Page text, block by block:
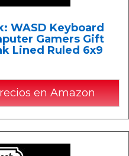
WASD Keyboard
Gamers Gift
Lined Ruled 6x9
en Amazon